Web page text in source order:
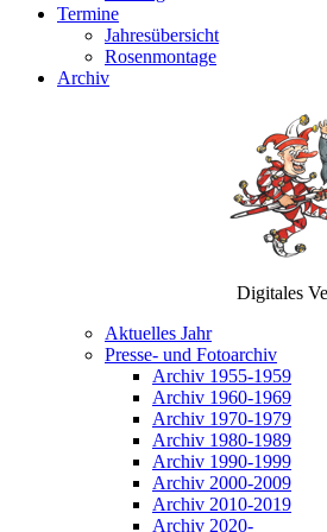
Termine
Jahresübersicht
Rosenmontage
Archiv
Digitales
Aktuelles Jahr
Presse- und Fotoarchiv
Archiv 1955-1959
Archiv 1960-1969
Archiv 1970-1979
Archiv 1980-1989
Archiv 1990-1999
Archiv 2000-2009
Archiv 2010-2019
Archiv 2020-